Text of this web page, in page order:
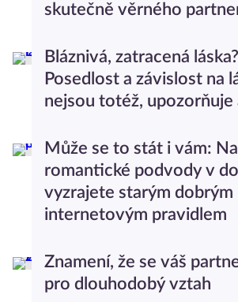
skutečně věrného
Bláznivá, zatracená láska?
Posedlost a závislost na
nejsou totéž, upozorňuje
Může se to stát i vám: Na
romantické podvody v
vyzrajete starým dobrým
internetovým pravidlem
Znamení, že se váš
pro dlouhodobý vztah